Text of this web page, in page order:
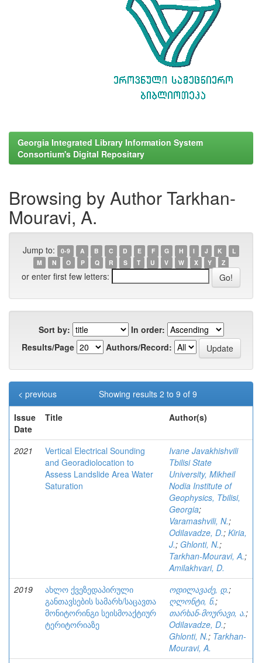
Georgia Integrated Library Information System
Consortium's Digital Repositary
Browsing by Author Tarkhan-
Mouravi, A.
Jump to: 0-9 A B C D E F G H I J K
L
M
N O P Q R S T U V W X Y Z
or enter first few letters:
Sort by:
In order:
Results/Page
Authors/Record:
Showing results 2 to 9 of 9
< previous
Issue
Date
Title Author(s)
2021
Vertical Electrical Sounding
and Georadiolocation to
Assess Landslide Area Water
Saturation
Ivane Javakhishvili
Tbilisi State
University, Mikheil
Nodia Institute of
Geophysics, Tbilisi,
Georgia;
Varamashvili, N.;
Odilavadze, D.; Kiria,
J.; Ghlonti, N.;
Tarkhan-Mouravi, A.;
Amilakhvari, D.
2019
ახლო ქვეზედაპირული
განთავსების სამარხ/საცავთა
მონიტორინგი სეისმოაქტიურ
ტერიტორიაზე
ოდილავაძე, დ.;
ღლონტი, ნ.;
თარხან-მოურავი, ა.;
Odilavadze, D.;
Ghlonti, N.; Tarkhan-
Mouravi, A.